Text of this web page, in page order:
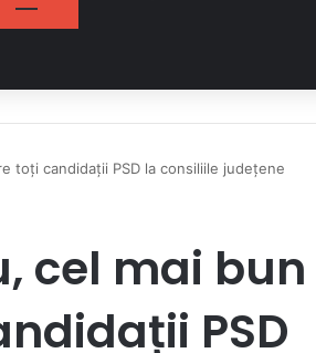
toți candidații PSD la consiliile județene
cel mai bun
PSD